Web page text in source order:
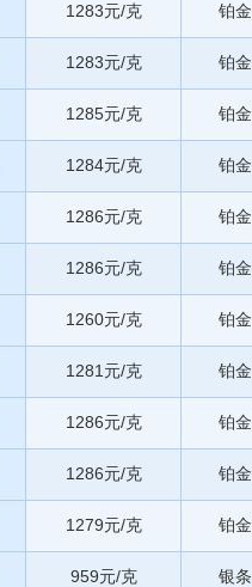
1283元/克 铂
1283元/克 铂
1285元/克 铂
1284元/克 铂
1286元/克 铂
1286元/克 铂
1260元/克 铂
1281元/克 铂
1286元/克 铂
1286元/克 铂
1279元/克 铂
959元/克 银